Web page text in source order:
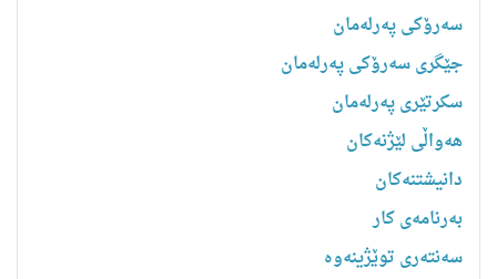
سەرۆکی پەرلەمان
جێگری سەرۆکی پەرلەمان
سکرتێری پەرلەمان
هه‌واڵى لێژنه‌كان
دانیشتنه‌کان
بەرنامەی کار
سەنتەری توێژینەوە